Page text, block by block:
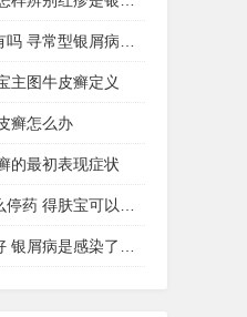
型银屑病用什么药洗
主图牛皮癣定义
癣怎么办
的最初表现症状
肤宝可以治疗湿疹吗
是感染了什么病菌